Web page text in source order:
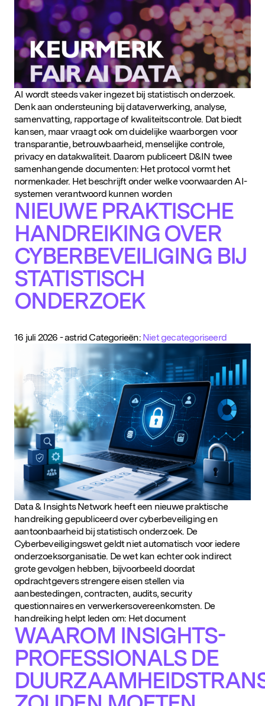
AI wordt steeds vaker ingezet bij statistisch onderzoek.
Denk aan ondersteuning bij dataverwerking, analyse,
samenvatting, rapportage of kwaliteitscontrole. Dat biedt
kansen, maar vraagt ook om duidelijke waarborgen voor
transparantie, betrouwbaarheid, menselijke controle,
privacy en datakwaliteit. Daarom publiceert D&IN twee
samenhangende documenten: Het protocol vormt het
normenkader. Het beschrijft onder welke voorwaarden AI-
systemen verantwoord kunnen worden
NIEUWE PRAKTISCHE
HANDREIKING OVER
CYBERBEVEILIGING BIJ
STATISTISCH
ONDERZOEK
16 juli 2026 -astrid Categorieën: Niet gecategoriseerd
Data & Insights Network heeft een nieuwe praktische
handreiking gepubliceerd over cyberbeveiliging en
aantoonbaarheid bij statistisch onderzoek. De
Cyberbeveiligingswet geldt niet automatisch voor iedere
onderzoeksorganisatie. De wet kan echter ook indirect
grote gevolgen hebben, bijvoorbeeld doordat
opdrachtgevers strengere eisen stellen via
aanbestedingen, contracten, audits, security
questionnaires en verwerkersovereenkomsten. De
handreiking helpt leden om: Het document
WAAROM INSIGHTS-
PROFESSIONALS DE